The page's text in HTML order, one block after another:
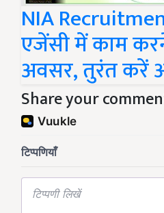
NIA
एजेंसी में काम
अवसर, तुरंत करें
Share your